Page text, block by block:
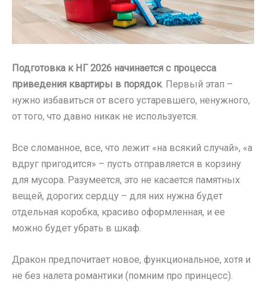
Подготовка к НГ 2026 начинается с процесса
приведения квартиры в порядок. Первый этап –
нужно избавиться от всего устаревшего, ненужного,
от того, что давно никак не используется.
Все сломанное, все, что лежит «на всякий случай», «а
вдруг пригодится» – пусть отправляется в корзину
для мусора. Разумеется, это не касается памятных
вещей, дорогих сердцу – для них нужна будет
отдельная коробка, красиво оформленная, и ее
можно будет убрать в шкаф.
Дракон предпочитает новое, функциональное, хотя и
не без налета романтики (помним про принцесс).